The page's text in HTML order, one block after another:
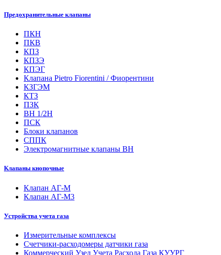
Предохранительные клапаны
ПКН
ПКВ
КПЗ
КПЗЭ
КПЭГ
Клапана Pietro Fiorentini / Фиорентини
КЗГЭМ
КТЗ
ПЗК
ВН 1/2Н
ПСК
Блоки клапанов
СППК
Электромагнитные клапаны ВН
Клапаны кнопочные
Клапан АГ-М
Клапан АГ-М3
Устройства учета газа
Измерительные комплексы
Счетчики-расходомеры датчики газа
Коммерческий Узел Учета Расхода Газа КУУРГ